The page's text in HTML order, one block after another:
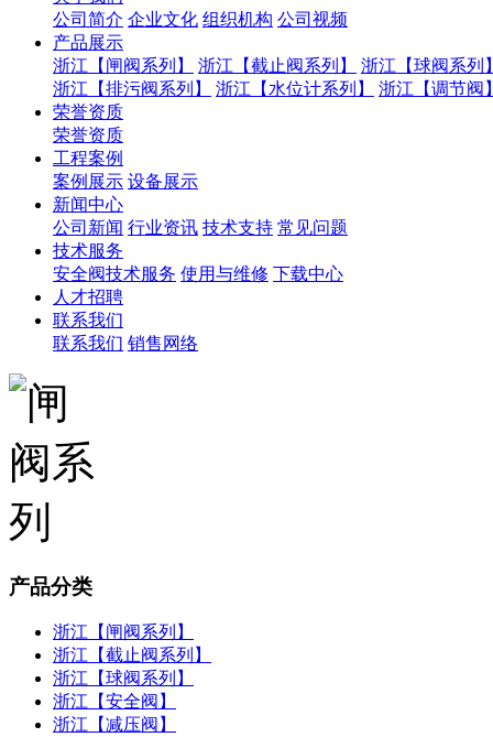
公司简介 企业文化 组织机构 公司视频
产品展示
浙江【闸阀系列】
浙江【截止阀系列】
浙江【球阀系列
浙江【排污阀系列】
浙江【水位计系列】
浙江【调节阀
荣誉资质
荣誉资质
工程案例
案例展示 设备展示
新闻中心
公司新闻 行业资讯 技术支持 常见问题
技术服务
安全阀技术服务 使用与维修 下载中心
人才招聘
联系我们
联系我们 销售网络
产品分类
浙江【闸阀系列】
浙江【截止阀系列】
浙江【球阀系列】
浙江【安全阀】
浙江【减压阀】